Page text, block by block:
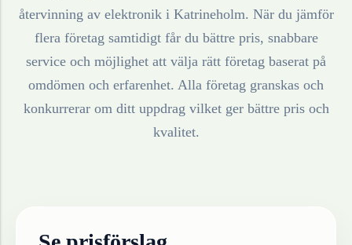
återvinning av elektroniki Katrineholm. När du jämför
flera företag samtidigt får du bättre pris, snabbare
service och möjlighet att välja rätt företag baserat på
omdömen och erfarenhet. Alla företag granskas och
konkurrerar om ditt uppdrag vilket ger bättre pris och
kvalitet.